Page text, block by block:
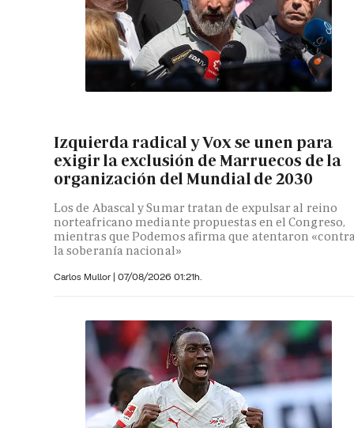
Izquierda radical y Vox se unen para
exigir la exclusión de Marruecos de la
organización del Mundial de 2030
Los de Abascal y Sumar tratan de expulsar al reino
norteafricano mediante propuestas en el Congreso,
mientras que Podemos afirma que atentaron
la soberanía nacional»
Carlos Mullor | 07/08/2026 01:21h.